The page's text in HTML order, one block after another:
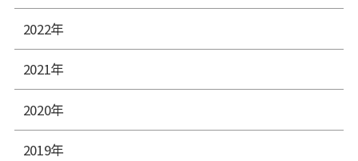
2022年
2021年
2020年
2019年